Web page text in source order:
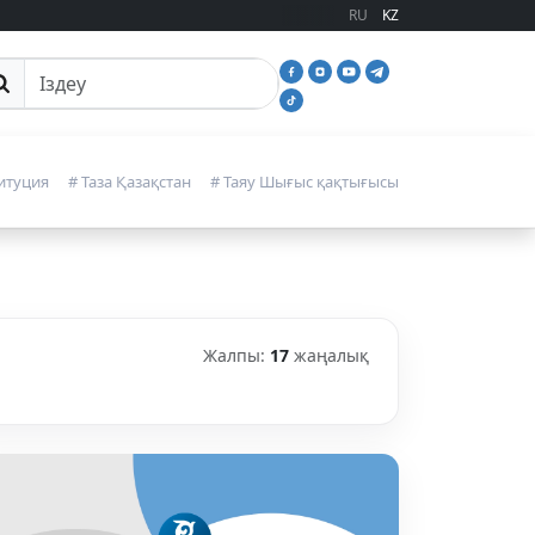
RU KZ
іздеу
# Таза Қазақстан # Таяу Шығыс қақтығысы
Жалпы: 17 жаңалық